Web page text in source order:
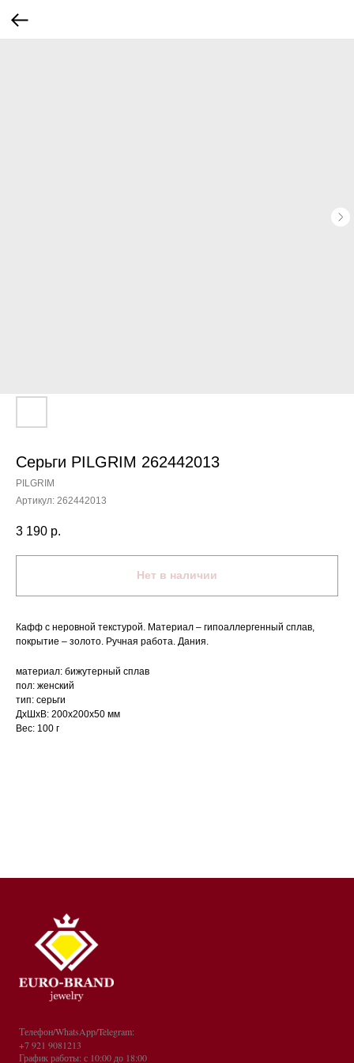
Серьги PILGRIM 262442013
PILGRIM
Артикул: 262442013
3 190 р.
Нет в наличии
Кафф с неровной текстурой. Материал – гипоаллергенный сплав,
покрытие – золото. Ручная работа. Дания.
материал: бижутерный сплав
пол: женский
тип: серьги
ДxШxВ: 200x200x50 мм
Вес: 100 г
Телефон/WhatsApp/Telegram:
+7 921 9081213
График работы: с 10:00 до 18:00